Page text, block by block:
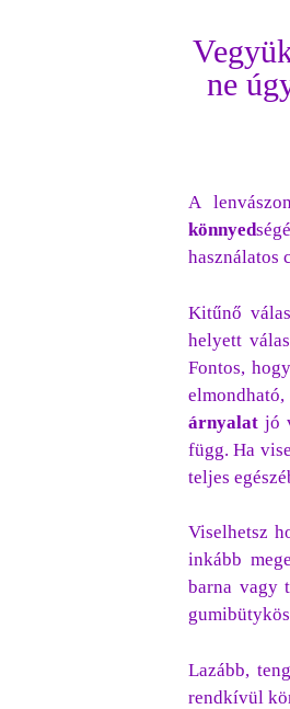
ne
A
könnyed
használatos
Kitűnő
helyett
Fontos,
árnyalat jó
függ. Ha
teljes
Viselhetsz
inkább
barna vagy
Lazább,
rendkívül